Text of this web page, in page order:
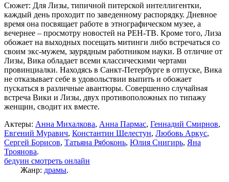
Сюжет: Для Лизы, типичной питерской интеллигентки,
каждый день проходит по заведенному распорядку. Дневное
время она посвящает работе в этнографическом музее, а
вечернее – просмотру новостей на РЕН-ТВ. Кроме того, Лиза
обожает на выходных посещать митинги либо встречаться со
своим экс-мужем, заурядным работником науки. В отличие от
Лизы, Вика обладает всеми классическими чертами
провинциалки. Находясь в Санкт-Петербурге в отпуске, Вика
не отказывает себе в удовольствии выпить и обожает
пускаться в различные авантюры. Совершенно случайная
встреча Вики и Лизы, двух противоположных по типажу
женщин, сводит их вместе.
Актеры: Анна Михалкова, Анна Пармас, Геннадий Смирнов,
Евгений Муравич, Константин Шелестун, Любовь Аркус,
Сергей Борисов, Татьяна Рябоконь, Юлия Снигирь, Яна
Троянова.
бедуин смотреть онлайн
Жанр: драмы.